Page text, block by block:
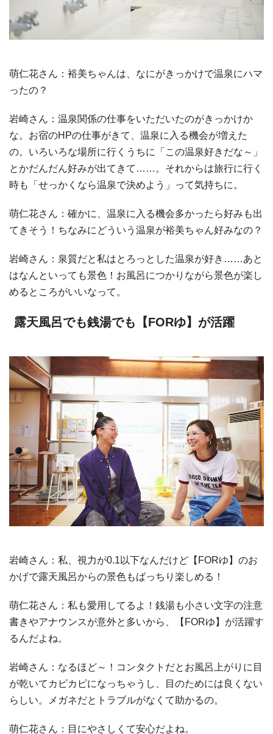
萌仁花さん：裕美ちゃんは、なにがきっかけで温泉にハマ
ったの？
岩崎さん：温泉関係の仕事をいただいたのがきっかけか
な。お宿のHPの仕事がきて、温泉に入る機会が増えた
の。いろいろな場所に行くうちに「この温泉好きだな～」
とかだんだん好みが出てきて……。それからは旅行に行く
時も「せっかくなら温泉で決めよう」って気持ちに。
萌仁花さん：確かに、温泉に入る機会多かったら好みも出
てきそう！ちなみにどういう温泉が裕美ちゃん好みなの？
岩崎さん：泉質だと私はとろっとした温泉が好き……あと
はなんといっても景色！お風呂につかりながら景色が楽し
めるところがいいなって。
露天風呂でも銭湯でも【FORゆ】が活躍
岩崎さん：私、視力が0.1以下なんだけど【FORゆ】のお
かげで露天風呂からの景色もばっちり楽しめる！
萌仁花さん：私も愛用してるよ！銭湯も小さい文字の注意
書きやアナウンスが意外と多いから、【FORゆ】が活躍す
るんだよね。
岩崎さん：なるほど～！コンタクトだとお風呂上がりに目
が乾いてカピカピになっちゃうし、目のためには良くない
らしい。メガネだとトラブルがなくて助かるの。
萌仁花さん：目にやさしくて安心だよね。